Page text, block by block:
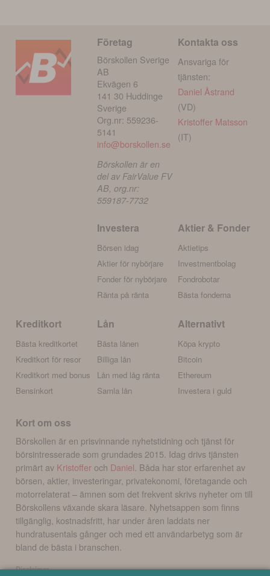
Företag
Börskollen Sverige
AB
Ekvägen 6
141 30 Huddinge
Sverige
Org.nr: 559236-
5141
info@borskollen.se
Börskollen är en
del av FairValue FV
AB, org.nr:
559187-7732
Kontakta oss
Ansvariga för
tjänsten:
Daniel Åstrand
(VD)
Kristoffer Matsson
(IT)
Investera
Börsen idag
Aktier för nybörjare
Fonder för nybörjare
Ränta på ränta
Aktier & Fonder
Aktietips
Investmentbolag
Fondrobotar
Bästa fonderna
Kreditkort
Bästa kreditkortet
Kreditkort för resor
Kreditkort med bonus
Bensinkort
Lån
Bästa lånen
Billiga lån
Lån med låg ränta
Samla lån
Alternativt
Köpa krypto
Bitcoin
Ethereum
Investera i guld
Kort om oss
Börskollen är en prisvinnande nyhetstidning och tjänst för
börsintresserade som grundades 2015. Idag drivs tjänsten
primärt av Kristoffer och Daniel . Båda har stor erfarenhet av
börsen, aktier, investeringar, privatekonomi, företagande och
motorrelaterat – ämnen som det frekvent skrivs nyheter om till
Börskollens växande skara läsare. Nyhetsappen som finns
tillgänglig, kostnadsfritt, har under åren laddats ner
hundratusentals gånger och med ett användarbetyg som är
bland de bästa i branschen.
Disclaimer